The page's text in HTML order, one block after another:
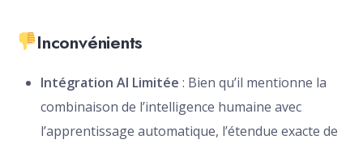
Inconvénients
Intégration AI Limitée : Bien qu’il mentionne la
combinaison de l’intelligence humaine avec
l’apprentissage automatique, l’étendue exacte de